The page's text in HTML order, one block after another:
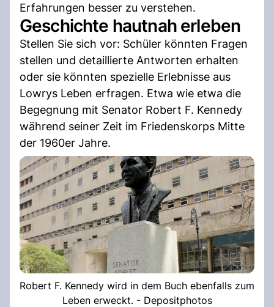
Erfahrungen besser zu verstehen.
Geschichte hautnah erleben
Stellen Sie sich vor: Schüler könnten Fragen
stellen und detaillierte Antworten erhalten
oder sie könnten spezielle Erlebnisse aus
Lowrys Leben erfragen. Etwa wie etwa die
Begegnung mit Senator Robert F. Kennedy
während seiner Zeit im Friedenskorps Mitte
der 1960er Jahre.
Robert F. Kennedy wird in dem Buch ebenfalls zum
Leben erweckt. - Depositphotos